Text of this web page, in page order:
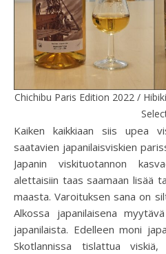
Chichibu Paris Edition 2022 /
Kaiken kaikkiaan siis upea
saatavien japanilaisviskien
Japanin viskituotannon
alettaisiin taas saamaan lisää
maasta. Varoituksen sana on
Alkossa japanilaisena
japanilaista. Edelleen moni
Skotlannissa tislattua